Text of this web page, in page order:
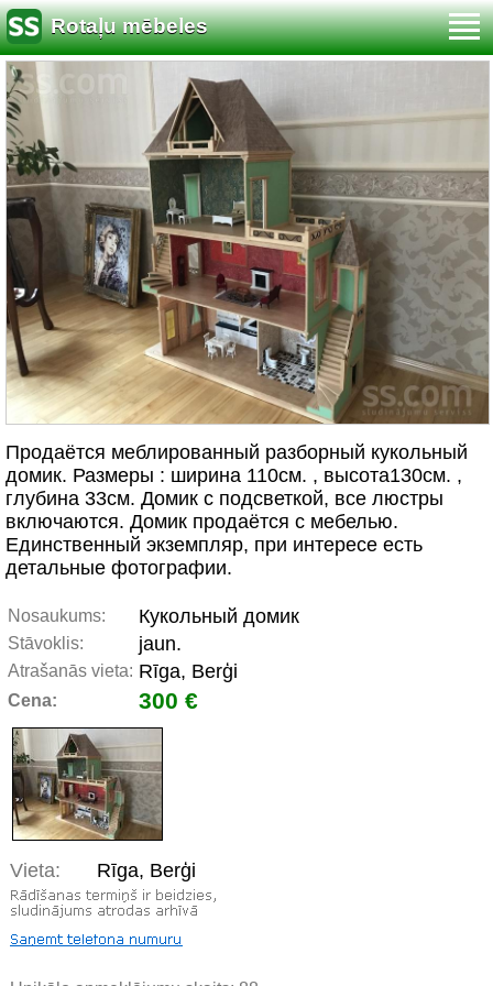
Rotaļu mēbeles
Продаётся меблированный разборный кукольный
домик. Размеры : ширина 110см. , высота130см. ,
глубина 33см. Домик с подсветкой, все люстры
включаются. Домик продаётся с мебелью.
Единственный экземпляр, при интересе есть
детальные фотографии.
Nosaukums: Кукольный домик
Stāvoklis: jaun.
Atrašanās vieta: Rīga, Berģi
Cena: 300 €
Vieta: Rīga, Berģi